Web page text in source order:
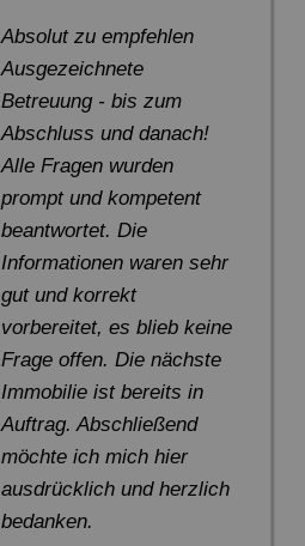
Absolut zu empfehlen
Ausgezeichnete
Betreuung - bis zum
Abschluss und danach!
Alle Fragen wurden
prompt und kompetent
beantwortet. Die
Informationen waren sehr
gut und korrekt
vorbereitet, es blieb keine
Frage offen. Die nächste
Immobilie ist bereits in
Auftrag. Abschließend
möchte ich mich hier
ausdrücklich und herzlich
bedanken.